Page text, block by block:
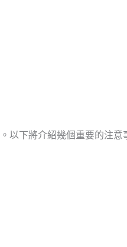
以下將介紹幾個重要的注意